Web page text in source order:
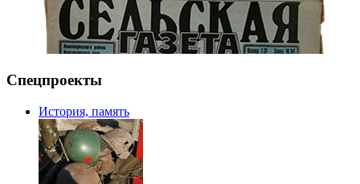
Спецпроекты
История, память